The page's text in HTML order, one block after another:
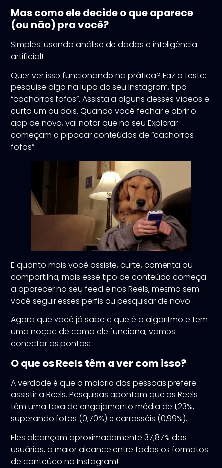
Mas como ele decide o que aparece
(ou não) pra você?
Simples: usando análise de dados e inteligência
artificial!
Quer ver isso funcionando na prática? Faz o teste:
pesquise algo na lupa do seu Instagram, tipo
“cachorros fofos”. Assista a alguns desses vídeos e
curta um ou dois. Quando você fechar e abrir o
app de novo, vai notar que no seu Explorar
começam a pipocar conteúdos de “cachorros
fofos”.
E quanto mais você assiste, curte, comenta ou
compartilha, mais esse tipo de conteúdo começa
a aparecer no seu feed e nos Reels, mesmo sem
você seguir esses perfis ou pesquisar de novo.
Agora que você já sabe o que é o algoritmo e tem
uma noção de como ele funciona, vamos
conectar os pontos:
O que os Reels têm a ver com isso?
A verdade é que a maioria das pessoas prefere
assistir a Reels. Pesquisas apontam que os Reels
têm uma taxa de engajamento média de 1,23%,
superando fotos (0,70%) e carrosséis (0,99%).
Eles alcançam aproximadamente 37,87% dos
usuários, o maior alcance entre todos os formatos
de conteúdo no Instagram!